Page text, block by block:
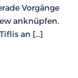
Vorgänge
anknüpfen.
an […]